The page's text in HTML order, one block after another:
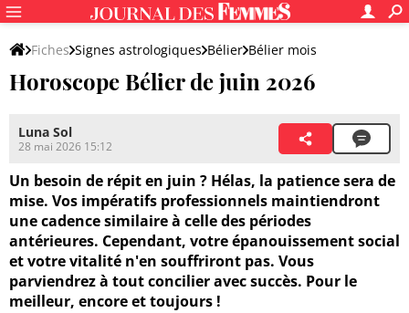
Fiches Signes astrologiques Bélier Bélier mois
Horoscope Bélier de juin 2026
Luna Sol
28 mai 2026 15:12
Un besoin de répit en juin ? Hélas, la patience sera de
mise. Vos impératifs professionnels maintiendront
une cadence similaire à celle des périodes
antérieures. Cependant, votre épanouissement social
et votre vitalité n'en souffriront pas. Vous
parviendrez à tout concilier avec succès. Pour le
meilleur, encore et toujours !